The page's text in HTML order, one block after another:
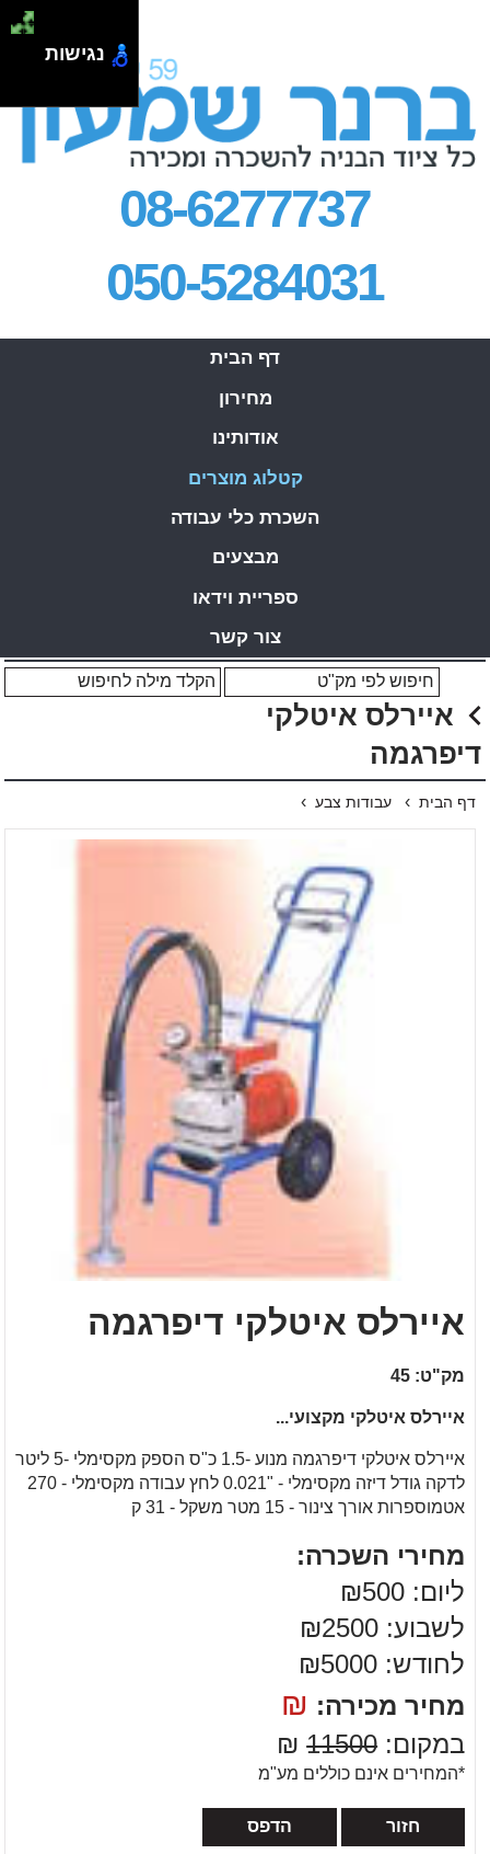
08-6277737
050-5284031
דף הבית
מחירון
אודותינו
קטלוג מוצרים
השכרת כלי עבודה
מבצעים
ספריית וידאו
צור קשר
איירלס איטלקי
דיפרגמה
דף הבית › עבודות צבע ›
איירלס איטלקי דיפרגמה
מק"ט: 45
איירלס איטלקי מקצועי...
איירלס איטלקי דיפרגמה מנוע -1.5 כ"ס הספק מקסימלי -5 ליטר
לדקה גודל דיזה מקסימלי - "0.021 לחץ עבודה מקסימלי - 270
אטמוספרות אורך צינור - 15 מטר משקל - 31 ק
מחירי השכרה:
ליום: ₪500
לשבוע: ₪2500
לחודש: ₪5000
מחיר מכירה: ₪
במקום:11500
₪
*המחירים אינם כוללים מע"מ
נגישות